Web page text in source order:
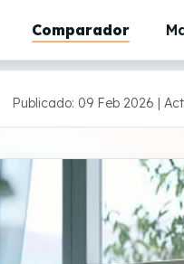
Comparador
Publicado: 09 Feb 2026 |